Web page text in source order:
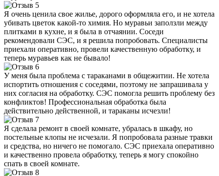
Я очень ценила свое жилье, дорого оформляла его, и не хотела
убивать цветок какой-то химия. Но муравьи заползли между
плитками в кухне, и я была в отчаянии. Соседи
рекомендовали СЭС, и я решила попробовать. Специалисты
приехали оперативно, провели качественную обработку, и
теперь муравьев как не бывало!
У меня была проблема с тараканами в общежитии. Не хотела
испортить отношения с соседями, поэтому не запрашивала у
них согласия на обработку. СЭС помогла решить проблему без
конфликтов! Профессиональная обработка была
действительно действенной, и тараканы исчезли!
Я сделала ремонт в своей комнате, убралась в шкафу, но
постельные клопы не исчезали. Я попробовала разные травки
и средства, но ничего не помогало. СЭС приехала оперативно
и качественно провела обработку, теперь я могу спокойно
спать в своей комнате.